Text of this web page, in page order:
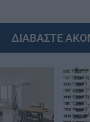
ΔΙΑΒΑΣΤΕ